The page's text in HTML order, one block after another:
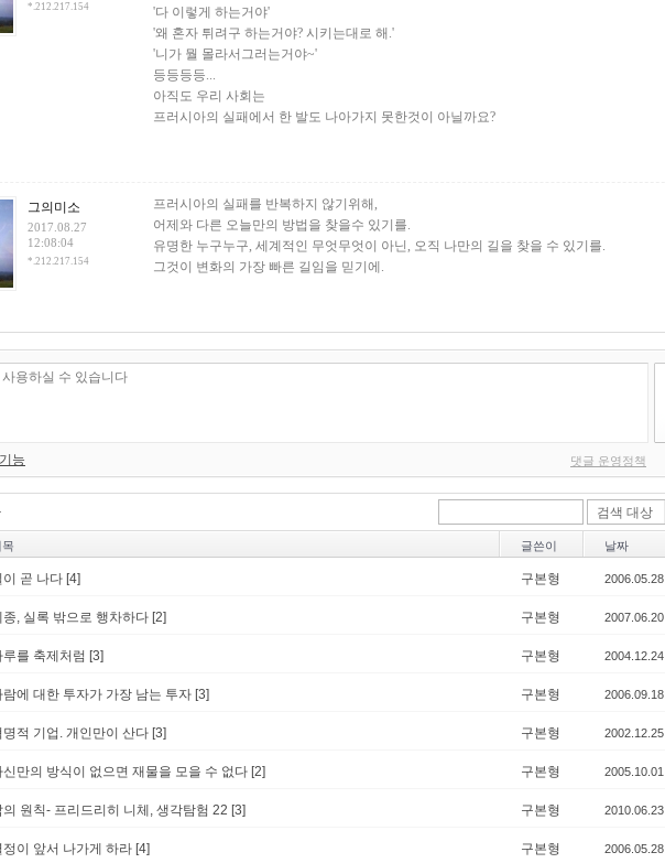
*.212.217.154
'다 이렇게 하는거야'
'왜 혼자 튀려구 하는거야? 시키는대로 해.'
'니가 뭘 몰라서그러는거야~'
등등등등...
아직도 우리 사회는
프러시아의 실패에서 한 발도 나아가지 못한것이 아닐까요?
그의미소
2017.08.27
12:08:04
*.212.217.154
프러시아의 실패를 반복하지 않기위해,
어제와 다른 오늘만의 방법을 찾을수 있기를.
유명한 누구누구, 세계적인 무엇무엇이 아닌, 오직 나만의 길을 찾을 수 있기를.
그것이 변화의 가장 빠른 길임을 믿기에.
능 댓글 운영정책
검색 대상
글쓴이 날짜
이 곧 나다 [4] 구본형 2006.05.28
종, 실록 밖으로 행차하다 [2] 구본형 2007.06.20
루를 축제처럼 [3] 구본형 2004.12.24
람에 대한 투자가 가장 남는 투자 [3] 구본형 2006.09.18
명적 기업. 개인만이 산다 [3] 구본형 2002.12.25
신만의 방식이 없으면 재물을 모을 수 없다 [2] 구본형 2005.10.01
의 원칙- 프리드리히 니체, 생각탐험 22 [3] 구본형 2010.06.23
정이 앞서 나가게 하라 [4] 구본형 2006.05.28